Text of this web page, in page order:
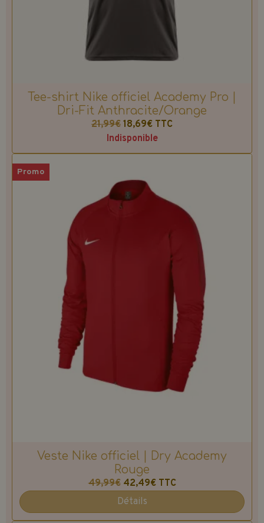
Tee-shirt Nike officiel Academy Pro |
Dri-Fit Anthracite/Orange
21,99€ 18,69€ TTC
Indisponible
Promo
Veste Nike officiel | Dry Academy
Rouge
49,99€ 42,49€ TTC
Détails